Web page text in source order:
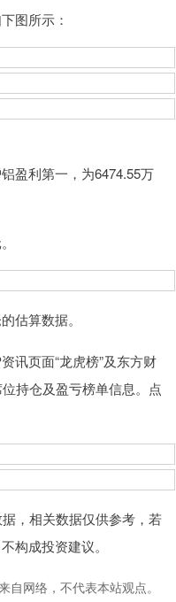
图所示：
盈利第一，为6474.55万
算数据。
页面“龙虎榜”及东方财
持仓及盈亏榜单信息。点
，相关数据仅供参考，若
构成投资建议。
自网络，不代表本站观点。